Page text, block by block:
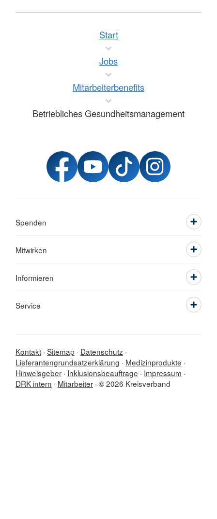
Start
Jobs
Mitarbeiterbenefits
Betriebliches Gesundheitsmanagement
Spenden
Mitwirken
Informieren
Service
Kontakt Sitemap
Datenschutz
Lieferantengrundsatzerklärung
Medizinprodukte
Hinweisgeber Inklusionsbeauftrage
Impressum
DRK intern
Mitarbeiter © 2026 Kreisverband